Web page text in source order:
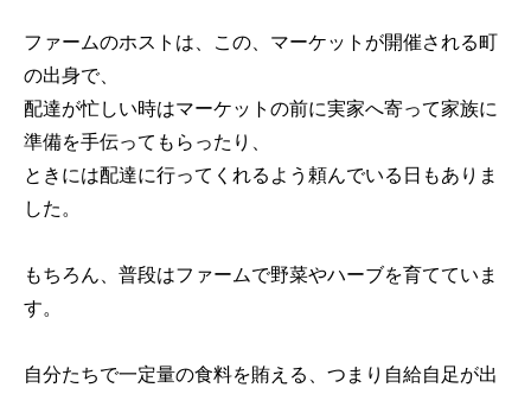
ファームのホストは、この、マーケットが開催される町
の出身で、
配達が忙しい時はマーケットの前に実家へ寄って家族に
準備を手伝ってもらったり、
ときには配達に行ってくれるよう頼んでいる日もありま
した。
もちろん、普段はファームで野菜やハーブを育てていま
す。
自分たちで一定量の食料を賄える、つまり自給自足が出